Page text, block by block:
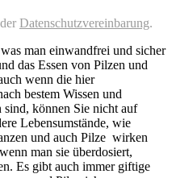
Datenschutzvereinbarung.
man einwandfrei und sicher
das Essen von Pilzen und
wenn die hier
bestem Wissen und
sind, können Sie nicht auf
Lebensumstände, wie
und auch Pilze wirken
man sie überdosiert,
Es gibt auch immer giftige